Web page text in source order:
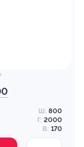
Ш: 800
Г: 2000
В: 170